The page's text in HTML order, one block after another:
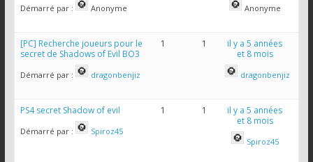
Démarré par : Anonyme Anonyme
[PC] Recherche joueurs pour le
secret de Shadows of Evil BO3
Démarré par : dragonbenjiz
1 1
il y a 5 années
et 8 mois
dragonbenjiz
PS4 secret Shadow of evil
Démarré par : Spiroz45
1 1
il y a 5 années
et 8 mois
Spiroz45